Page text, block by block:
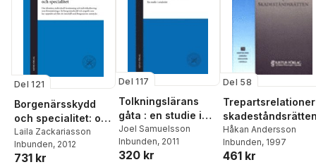
Del 121
Borgenärsskydd
och specialitet: om
identitet, individuell
bestämning och
individualisering
Laila Zackariasson
Inbunden, 2012
731 kr
Del 117
Tolkningslärans
gåta : en studie i
avtalsrätt
Joel Samuelsson
Inbunden, 2011
320 kr
Del 58
Håkan Andersson
Inbunden, 1997
461 kr